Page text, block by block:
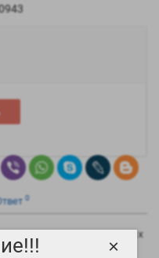
×
0
используется в силовых
вы можете резко